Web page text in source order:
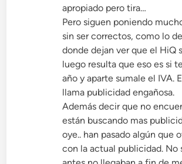
apropiado pero tira…
Pero siguen poniendo
sin ser correctos, como lo
donde dejan ver que el HiQ
luego resulta que eso es si
año y aparte sumale el IVA.
llama publicidad engañosa.
Además decir que no
están buscando mas
oye.. han pasado algún que
con la actual publicidad. No